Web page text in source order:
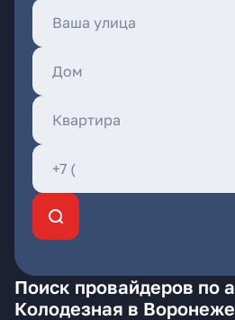
Поиск провайдеров по
Колодезная в Воронеже